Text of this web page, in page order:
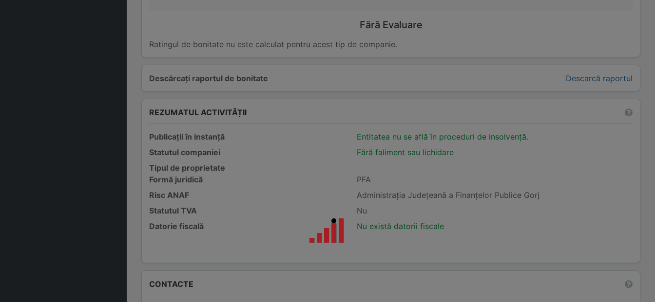
Descărcați raportul de bonitate Descarcă raportul
Fără Evaluare
Ratingul de bonitate nu este calculat pentru acest tip de companie.
REZUMATUL ACTIVITĂȚII
Publicații în instanță
Entitatea nu se află în proceduri de insolvență.
Statutul companiei
Fără faliment sau lichidare
Tipul de proprietate
Formă juridică
PFA
Risc ANAF
Administraţia Judeţeană a Finanţelor Publice Gorj
Statutul TVA
Nu
Datorie fiscală
Nu există datorii fiscale
CONTACTE